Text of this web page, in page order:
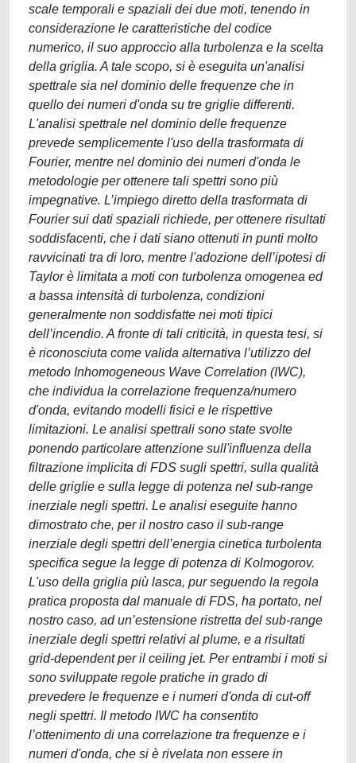
scale temporali e spaziali dei due moti, tenendo in
considerazione le caratteristiche del codice
numerico, il suo approccio alla turbolenza e la scelta
della griglia. A tale scopo, si è eseguita un'analisi
spettrale sia nel dominio delle frequenze che in
quello dei numeri d'onda su tre griglie differenti.
L'analisi spettrale nel dominio delle frequenze
prevede semplicemente l'uso della trasformata di
Fourier, mentre nel dominio dei numeri d'onda le
metodologie per ottenere tali spettri sono più
impegnative. L’impiego diretto della trasformata di
Fourier sui dati spaziali richiede, per ottenere risultati
soddisfacenti, che i dati siano ottenuti in punti molto
ravvicinati tra di loro, mentre l'adozione dell’ipotesi di
Taylor è limitata a moti con turbolenza omogenea ed
a bassa intensità di turbolenza, condizioni
generalmente non soddisfatte nei moti tipici
dell’incendio. A fronte di tali criticità, in questa tesi, si
è riconosciuta come valida alternativa l’utilizzo del
metodo Inhomogeneous Wave Correlation (IWC),
che individua la correlazione frequenza/numero
d'onda, evitando modelli fisici e le rispettive
limitazioni. Le analisi spettrali sono state svolte
ponendo particolare attenzione sull'influenza della
filtrazione implicita di FDS sugli spettri, sulla qualità
delle griglie e sulla legge di potenza nel sub-range
inerziale negli spettri. Le analisi eseguite hanno
dimostrato che, per il nostro caso il sub-range
inerziale degli spettri dell’energia cinetica turbolenta
specifica segue la legge di potenza di Kolmogorov.
L'uso della griglia più lasca, pur seguendo la regola
pratica proposta dal manuale di FDS, ha portato, nel
nostro caso, ad un’estensione ristretta del sub-range
inerziale degli spettri relativi al plume, e a risultati
grid-dependent per il ceiling jet. Per entrambi i moti si
sono sviluppate regole pratiche in grado di
prevedere le frequenze e i numeri d'onda di cut-off
negli spettri. Il metodo IWC ha consentito
l’ottenimento di una correlazione tra frequenze e i
numeri d'onda, che si è rivelata non essere in